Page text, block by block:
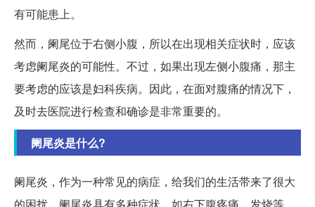
有可能患上。
然而，阑尾位于右侧小腹，所以在出现相关症状时，应该
考虑阑尾炎的可能性。不过，如果出现左侧小腹痛，那主
要考虑的应该是妇科疾病。因此，在面对腹痛的情况下，
及时去医院进行检查和确诊是非常重要的。
阑尾炎是什么?
阑尾炎，作为一种常见的病症，给我们的生活带来了很大
的困扰。阑尾炎具有多种症状，如右下腹疼痛、发烧等，